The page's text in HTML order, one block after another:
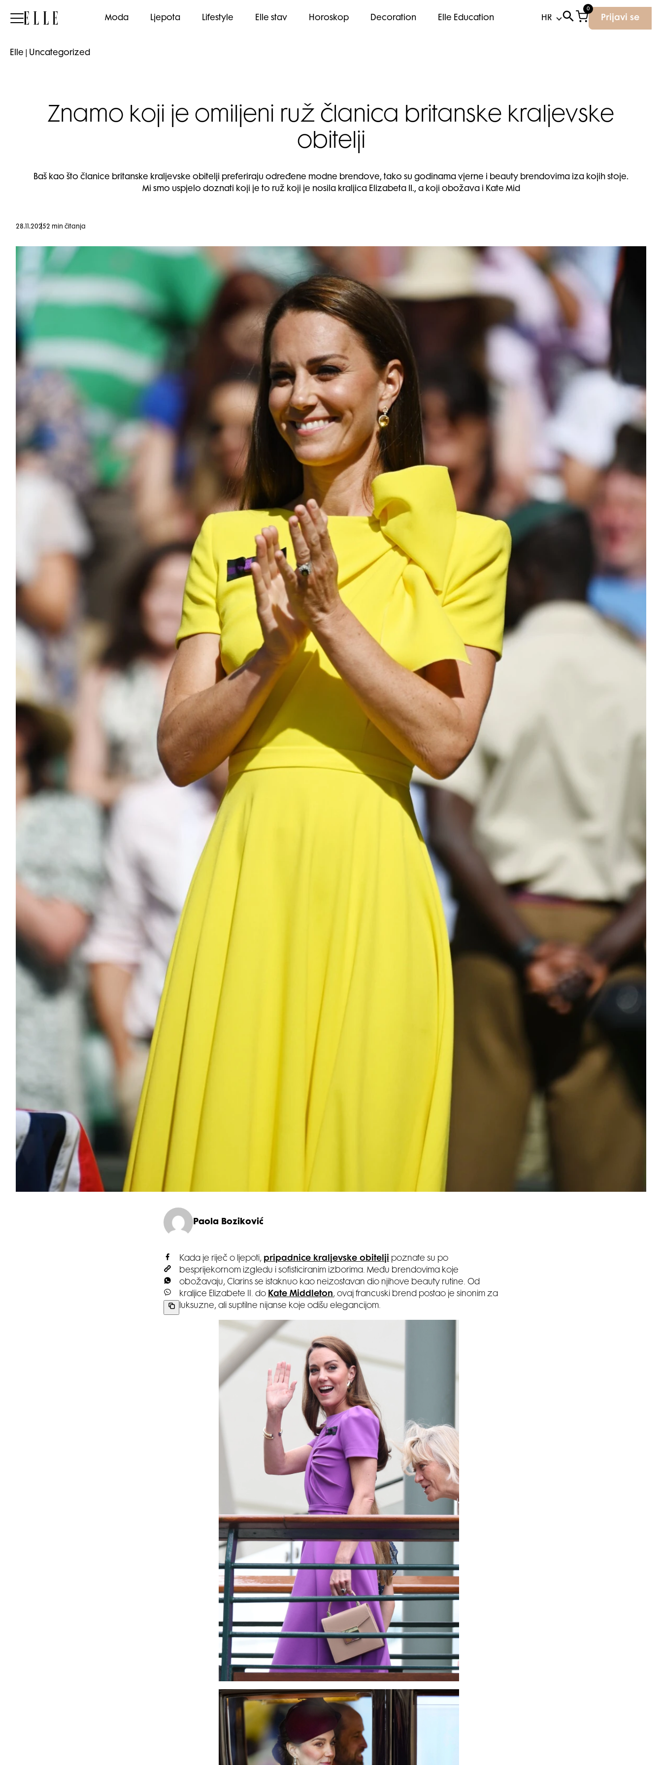
Elle Moda Ljepota Lifestyle Elle stav Horoskop Decoration Elle Education
0
Prijavi se
Elle Uncategorized
Znamo koji je omiljeni ruž članica britanske kraljevske
obitelji
Baš kao što članice britanske kraljevske obitelji preferiraju određene modne brendove, tako su godinama vjerne i beauty brendovima iza kojih stoje.
Mi smo uspjelo doznati koji je to ruž koji je nosila kraljica Elizabeta II., a koji obožava i Kate Mid
28.11.20252 min čitanja
Paola Boziković
Kada je riječ o ljepoti, pripadnice kraljevske obitelji
poznate su po
besprijekornom izgledu i sofisticiranim izborima. Među brendovima koje
obožavaju, Clarins se istaknuo kao neizostavan dio njihove beauty rutine. Od
kraljice Elizabete II. do Kate Middleton, ovaj francuski brend postao je sinonim za
luksuzne, ali suptilne nijanse koje odišu elegancijom.